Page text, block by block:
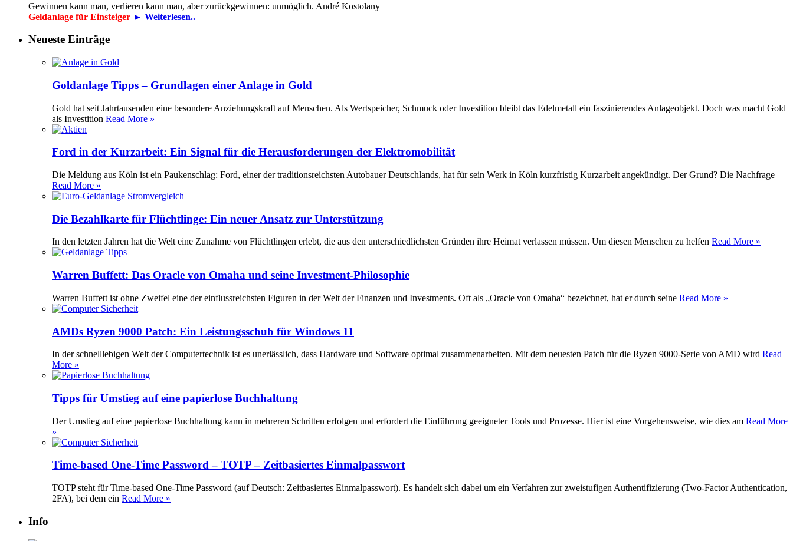
Gewinnen kann man, verlieren kann man, aber zurückgewinnen: unmöglich. André Kostolany
Geldanlage für Einsteiger ► Weiterlesen..
Neueste Einträge
Goldanlage Tipps – Grundlagen einer Anlage in Gold
Gold hat seit Jahrtausenden eine besondere Anziehungskraft auf Menschen. Als Wertspeicher, Schmuck oder Investition bleibt das Edelmetall ein faszinierendes Anlageobjekt. Doch was macht Gold
als Investition Read More »
Ford in der Kurzarbeit: Ein Signal für die Herausforderungen der Elektromobilität
Die Meldung aus Köln ist ein Paukenschlag: Ford, einer der traditionsreichsten Autobauer Deutschlands, hat für sein Werk in Köln kurzfristig Kurzarbeit angekündigt. Der Grund? Die Nachfrage
Read More »
Die Bezahlkarte für Flüchtlinge: Ein neuer Ansatz zur Unterstützung
In den letzten Jahren hat die Welt eine Zunahme von Flüchtlingen erlebt, die aus den unterschiedlichsten Gründen ihre Heimat verlassen müssen. Um diesen Menschen zu helfen Read More »
Warren Buffett: Das Oracle von Omaha und seine Investment-Philosophie
Warren Buffett ist ohne Zweifel eine der einflussreichsten Figuren in der Welt der Finanzen und Investments. Oft als „Oracle von Omaha“ bezeichnet, hat er durch seine Read More »
AMDs Ryzen 9000 Patch: Ein Leistungsschub für Windows 11
In der schnelllebigen Welt der Computertechnik ist es unerlässlich, dass Hardware und Software optimal zusammenarbeiten. Mit dem neuesten Patch für die Ryzen 9000-Serie von AMD wird Read
More »
Tipps für Umstieg auf eine papierlose Buchhaltung
Der Umstieg auf eine papierlose Buchhaltung kann in mehreren Schritten erfolgen und erfordert die Einführung geeigneter Tools und Prozesse. Hier ist eine Vorgehensweise, wie dies am Read More
»
Time-based One-Time Password – TOTP – Zeitbasiertes Einmalpasswort
TOTP steht für Time-based One-Time Password (auf Deutsch: Zeitbasiertes Einmalpasswort). Es handelt sich dabei um ein Verfahren zur zweistufigen Authentifizierung (Two-Factor Authentication,
2FA), bei dem ein Read More »
Info